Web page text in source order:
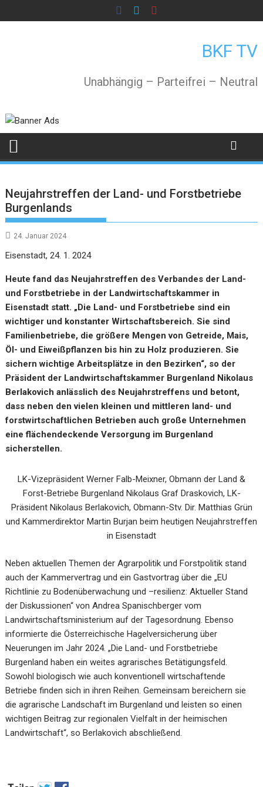
to
BKF TV
Unabhängig – Parteifrei – Neutral
Neujahrstreffen der Land- und Forstbetriebe
Burgenlands
24. Januar 2024
Eisenstadt, 24. 1. 2024
Heute fand das Neujahrstreffen des Verbandes der Land-
und Forstbetriebe in der Landwirtschaftskammer in
Eisenstadt statt. „Die Land- und Forstbetriebe sind ein
wichtiger und konstanter Wirtschaftsbereich. Sie sind
Familienbetriebe, die größere Mengen von Getreide, Mais,
Öl- und Eiweißpflanzen bis hin zu Holz produzieren. Sie
sichern wichtige Arbeitsplätze in den Bezirken“, so der
Präsident der Landwirtschaftskammer Burgenland Nikolaus
Berlakovich anlässlich des Neujahrstreffens und betont,
dass neben den vielen kleinen und mittleren land- und
forstwirtschaftlichen Betrieben auch große Unternehmen
eine flächendeckende Versorgung im Burgenland
sicherstellen.
LK-Vizepräsident Werner Falb-Meixner, Obmann der Land &
Forst-Betriebe Burgenland Nikolaus Graf Draskovich, LK-
Präsident Nikolaus Berlakovich, Obmann-Stv. Dir. Matthias Grün
und Kammerdirektor Martin Burjan beim heutigen Neujahrstreffen
in Eisenstadt
Neben aktuellen Themen der Agrarpolitik und Forstpolitik stand
auch der Kammervertrag und ein Gastvortrag über die „EU
Richtlinie zu Bodenüberwachung und –resilienz: Aktueller Stand
der Diskussionen“ von Andrea Spanischberger vom
Landwirtschaftsministerium auf der Tagesordnung. Ebenso
informierte die Österreichische Hagelversicherung über
Neuerungen im Jahr 2024. „Die Land- und Forstbetriebe
Burgenland haben ein weites agrarisches Betätigungsfeld.
Sowohl biologisch wie auch konventionell wirtschaftende
Betriebe finden sich in ihren Reihen. Gemeinsam bereichern sie
die agrarische Landschaft im Burgenland und leisten so einen
wichtigen Beitrag zur regionalen Vielfalt in der heimischen
Landwirtschaft“, so Berlakovich abschließend.